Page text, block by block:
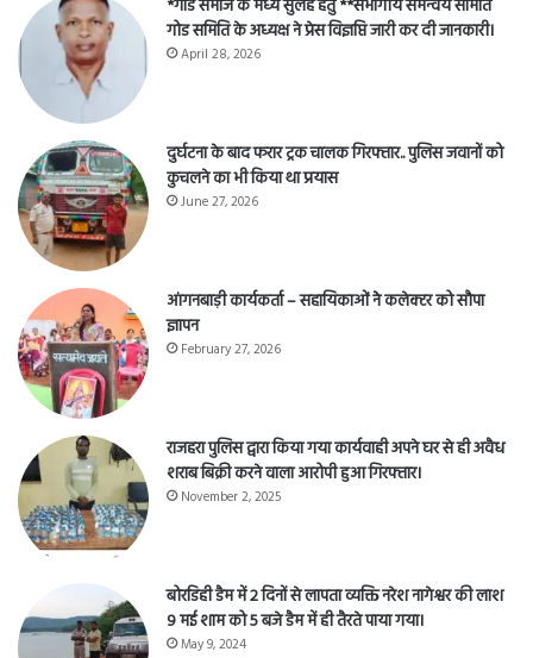
*गोंड समाज के मध्य सुलह हेतु **संभागीय समन्वय समिति
गोड समिति के अध्यक्ष ने प्रेस विज्ञप्ति जारी कर दी जानकारी।
April 28, 2026
दुर्घटना के बाद फरार ट्रक चालक गिरफ्तार.. पुलिस जवानों को
कुचलने का भी किया था प्रयास
June 27, 2026
आंगनबाड़ी कार्यकर्ता – सहायिकाओं नेे कलेक्टर को सौपा
ज्ञापन
February 27, 2026
राजहरा पुलिस द्वारा किया गया कार्यवाही अपने घर से ही अवैध
शराब बिक्री करने वाला आरोपी हुआ गिरफ्तार।
November 2, 2025
बोरडिही डैम में 2 दिनों से लापता व्यक्ति नरेश नागेश्वर की लाश
9 मई शाम को 5 बजे डैम में ही तैरते पाया गया।
May 9, 2024